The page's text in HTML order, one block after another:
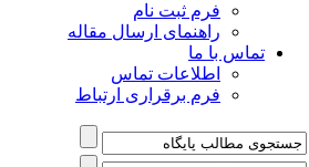
فرم ثبت نام
راهنمای ارسال مقاله
تماس با ما
اطلاعات تماس
فرم برقراری ارتباط